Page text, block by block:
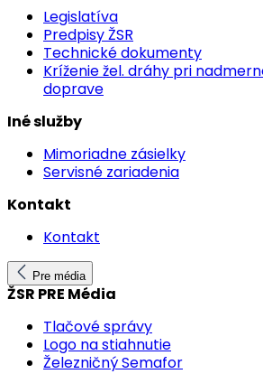
Legislatíva
Predpisy ŽSR
Technické dokumenty
Kríženie žel. dráhy pri
doprave
Iné služby
Mimoriadne zásielky
Servisné zariadenia
Kontakt
Kontakt
Pre média
ŽSR PRE Média
Tlačové správy
Logo na stiahnutie
Železničný Semafor